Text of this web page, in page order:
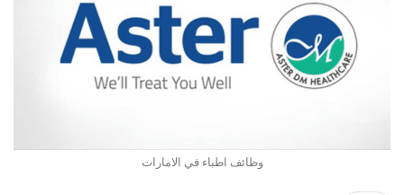
وظائف اطباء في الامارات